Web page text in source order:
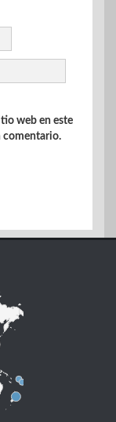
web en este
comentario.